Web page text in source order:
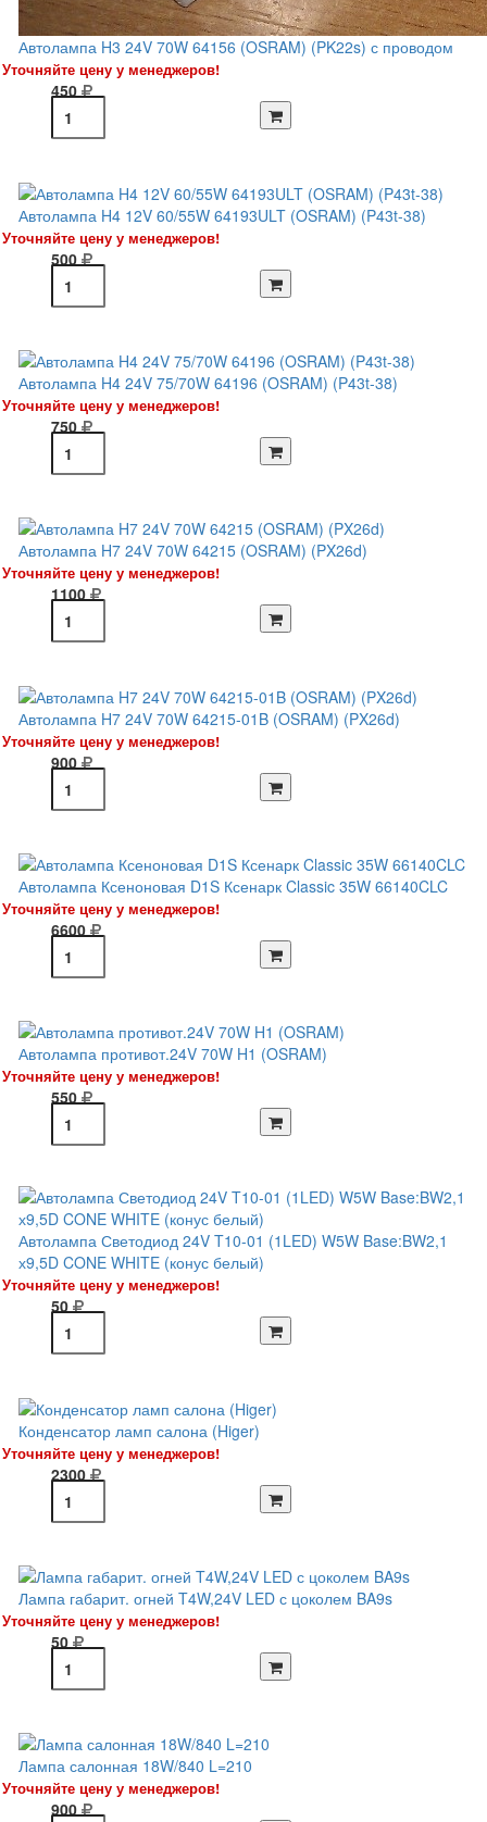
Автолампа H3 24V 70W 64156 (OSRAM) (PK22s) с проводом
Уточняйте цену у менеджеров!
450
Автолампа H4 12V 60/55W 64193ULT (OSRAM) (P43t-38)
Уточняйте цену у менеджеров!
500
Автолампа H4 24V 75/70W 64196 (OSRAM) (P43t-38)
Уточняйте цену у менеджеров!
750
Автолампа H7 24V 70W 64215 (OSRAM) (PX26d)
Уточняйте цену у менеджеров!
1100
Автолампа H7 24V 70W 64215-01B (OSRAM) (PX26d)
Уточняйте цену у менеджеров!
900
Автолампа Ксеноновая D1S Ксенарк Classic 35W 66140CLC
Уточняйте цену у менеджеров!
6600
Автолампа противот.24V 70W H1 (OSRAM)
Уточняйте цену у менеджеров!
550
Автолампа Светодиод 24V T10-01 (1LED) W5W Base:BW2,1
х9,5D CONE WHITE (конус белый)
Уточняйте цену у менеджеров!
50
Конденсатор ламп салона (Higer)
Уточняйте цену у менеджеров!
2300
Лампа габарит. огней T4W,24V LED с цоколем BA9s
Уточняйте цену у менеджеров!
50
Лампа салонная 18W/840 L=210
Уточняйте цену у менеджеров!
900